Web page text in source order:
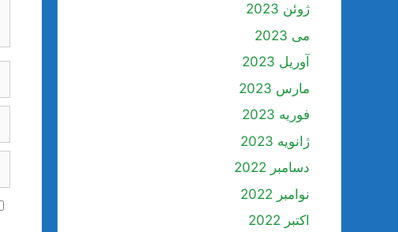
ژوئن 2023
می 2023
آوریل 2023
مارس 2023
فوریه 2023
ژانویه 2023
دسامبر 2022
نوامبر 2022
اکتبر 2022